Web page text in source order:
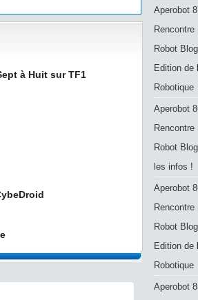
à Huit sur TF1
Aperobot
Rencontre
Robot Blog
Edition de
Robotique
Aperobot
Rencontre
Robot Blog
les infos !
Aperobot
Rencontre
Robot Blog
Edition de
Robotique
Aperobot